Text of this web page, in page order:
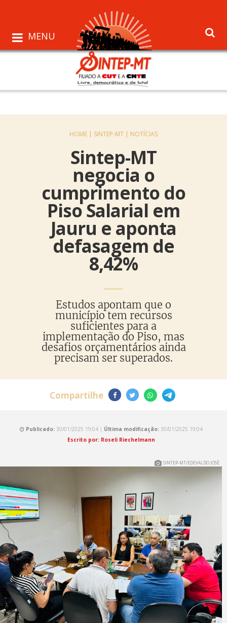
MENU
HOME | SINTEP-MT | NOTÍCIAS
Sintep-MT
negocia o
cumprimento do
Piso Salarial em
Jauru e aponta
defasagem de
8,42%
Estudos apontam que o
município tem recursos
suficientes para a
implementação do Piso, mas
desafios orçamentários ainda
precisam ser superados.
Compartilhe
Publicado: 30/01/2025 19:04 | Última modificação: 30/01/2025 19:04
Escrito por: Roseli Riechelmann
SINTEP-MT/EDEVALDO JOSÉ